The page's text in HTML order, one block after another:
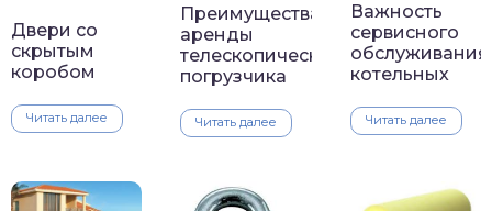
Двери со
скрытым
коробом
Читать далее
Преимущества
аренды
телескопического
погрузчика
Читать далее
Важность
сервисного
обслуживания
котельных
Читать далее